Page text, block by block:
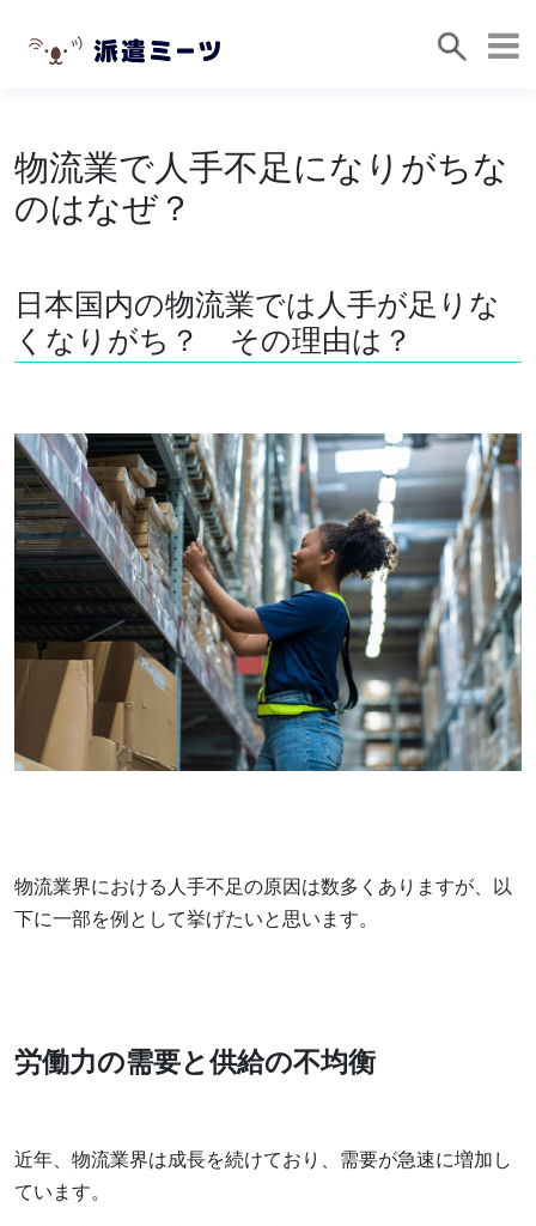
物流業で人手不足になりがちな
のはなぜ？
日本国内の物流業では人手が足りな
くなりがち？ その理由は？
物流業界における人手不足の原因は数多くありますが、以
下に一部を例として挙げたいと思います。
労働力の需要と供給の不均衡
近年、物流業界は成長を続けており、需要が急速に増加し
ています。